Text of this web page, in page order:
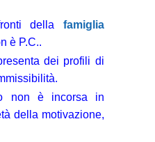
della famiglia
è P.C..
dei profili di
non è incorsa in
della motivazione,